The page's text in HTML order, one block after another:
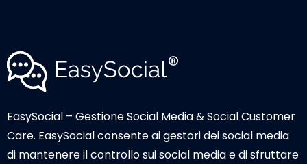
EasySocial – Gestione Social Media & Social Customer
Care. EasySocial consente ai gestori dei social media
di mantenere il controllo sui social media e di sfruttare